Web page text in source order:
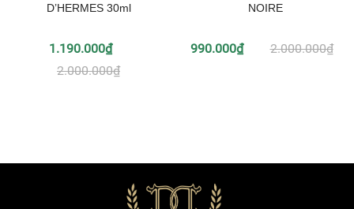
D’HERMES 30ml
1.190.000₫
2.000.000₫
NOIRE
990.000₫ 2.000.000₫